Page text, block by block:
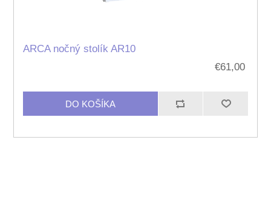
ARCA nočný stolík AR10
€61,00